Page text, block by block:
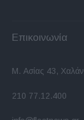
Επικοινωνία
Μ. Ασίας 43,
210 77.12.400